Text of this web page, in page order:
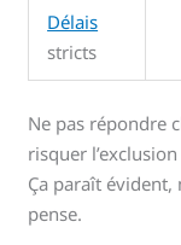
Délais
stricts
Ne pas répondre
risquer
Ça paraît évident,
pense.